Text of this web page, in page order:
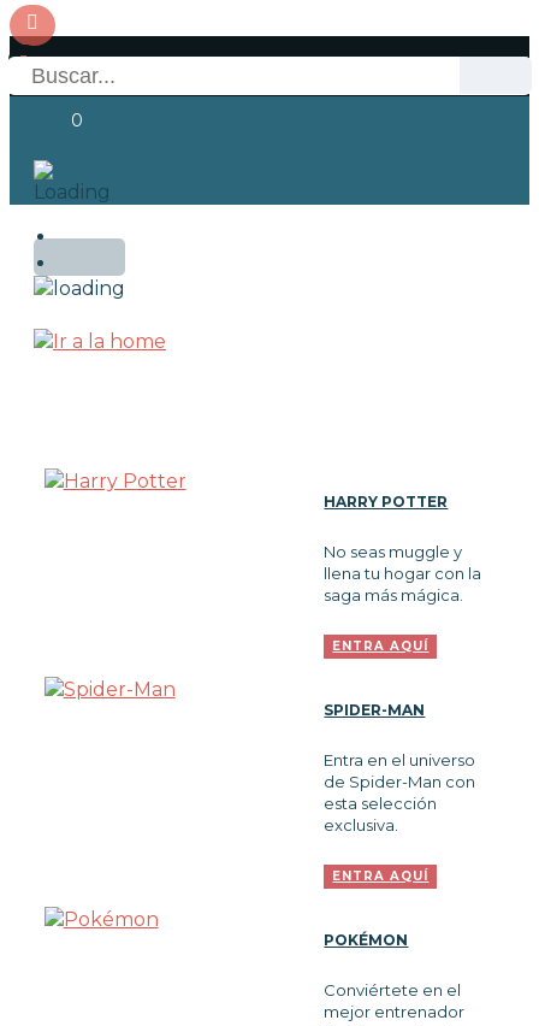
0
Acceso
OFERTAS
COLECCIONISMO
HARRY POTTER
No seas muggle y
llena tu hogar con la
saga más mágica.
ENTRAAQUÍ
SPIDER-MAN
Entra en el universo
de Spider-Man con
esta selección
exclusiva.
ENTRAAQUÍ
POKÉMON
Conviértete en el
mejor entrenador